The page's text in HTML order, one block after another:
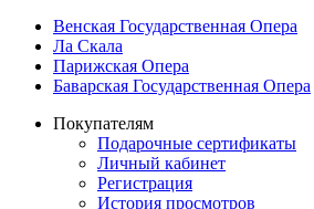
Венская Государственная Опера
Ла Скала
Парижская Опера
Баварская Государственная Опера
Покупателям
Подарочные сертификаты
Личный кабинет
Регистрация
История просмотров